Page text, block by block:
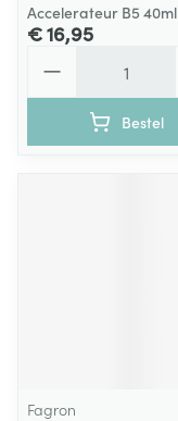
Accelerateur B5 40ml
€ 16,95
Bestel
Fagron